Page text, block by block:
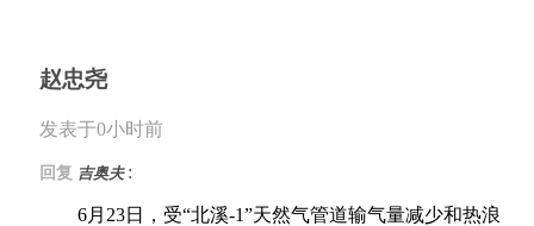
赵忠尧
发表于0小时前
回复 吉奥夫 :
6月23日，受“北溪-1”天然气管道输气量减少和热浪